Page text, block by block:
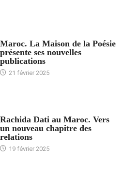
Maroc. La Maison de la Poésie
présente ses nouvelles
publications
21 février 2025
Rachida Dati au Maroc. Vers
un nouveau chapitre des
relations
19 février 2025